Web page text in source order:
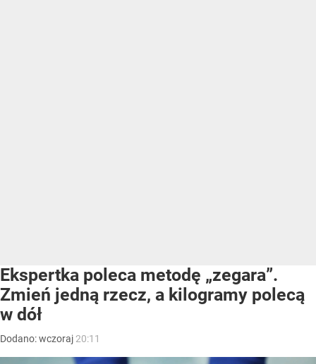
Ekspertka poleca metodę „zegara”.
Zmień jedną rzecz, a kilogramy polecą
w dół
Dodano:wczoraj 20:11